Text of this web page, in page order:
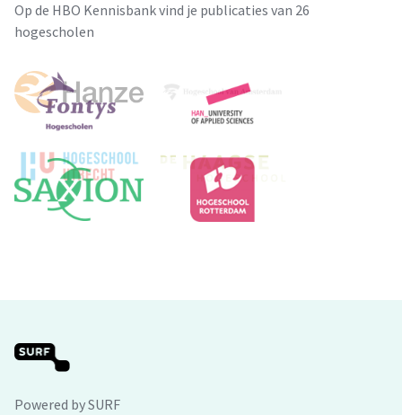
Op de HBO Kennisbank vind je publicaties van 26
hogescholen
Powered by SURF